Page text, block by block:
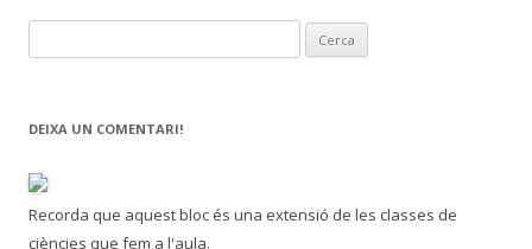
e
c
:
DEIXA UN COMENTARI!
Recorda que aquest bloc és una extensió de les classes de
ciències que fem a l'aula.